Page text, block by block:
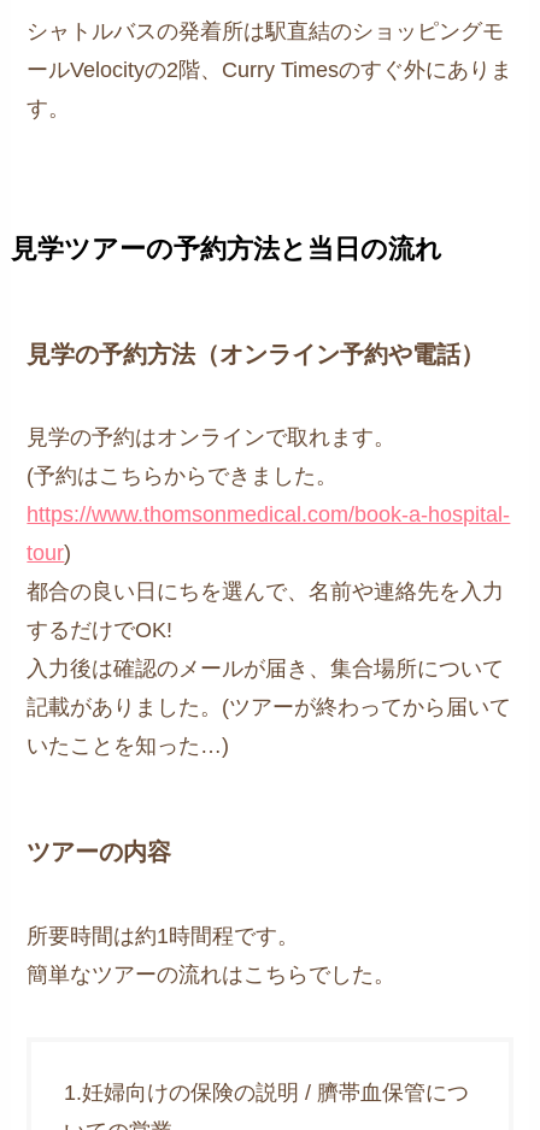
シャトルバスの発着所は駅直結のショッピングモ
ールVelocityの2階、Curry Timesのすぐ外にありま
す。
見学ツアーの予約方法と当日の流れ
見学の予約方法（オンライン予約や電話）
見学の予約はオンラインで取れます。
(予約はこちらからできました。
https://www.thomsonmedical.com/book-a-hospital-
tour)
都合の良い日にちを選んで、名前や連絡先を入力
するだけでOK!
入力後は確認のメールが届き、集合場所について
記載がありました。(ツアーが終わってから届いて
いたことを知った…)
ツアーの内容
所要時間は約1時間程です。
簡単なツアーの流れはこちらでした。
1.妊婦向けの保険の説明 / 臍帯血保管につ